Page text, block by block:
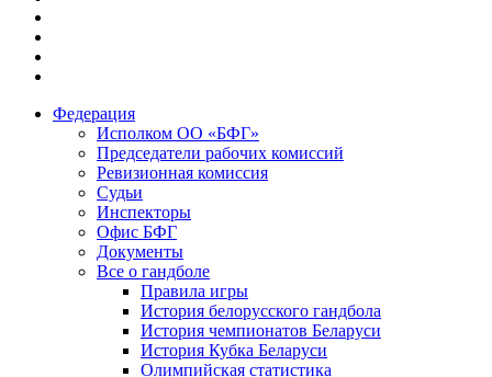
Федерация
Исполком ОО «БФГ»
Председатели рабочих комиссий
Ревизионная комиссия
Судьи
Инспекторы
Офис БФГ
Документы
Все о гандболе
Правила игры
История белорусского гандбола
История чемпионатов Беларуси
История Кубка Беларуси
Олимпийская статистика